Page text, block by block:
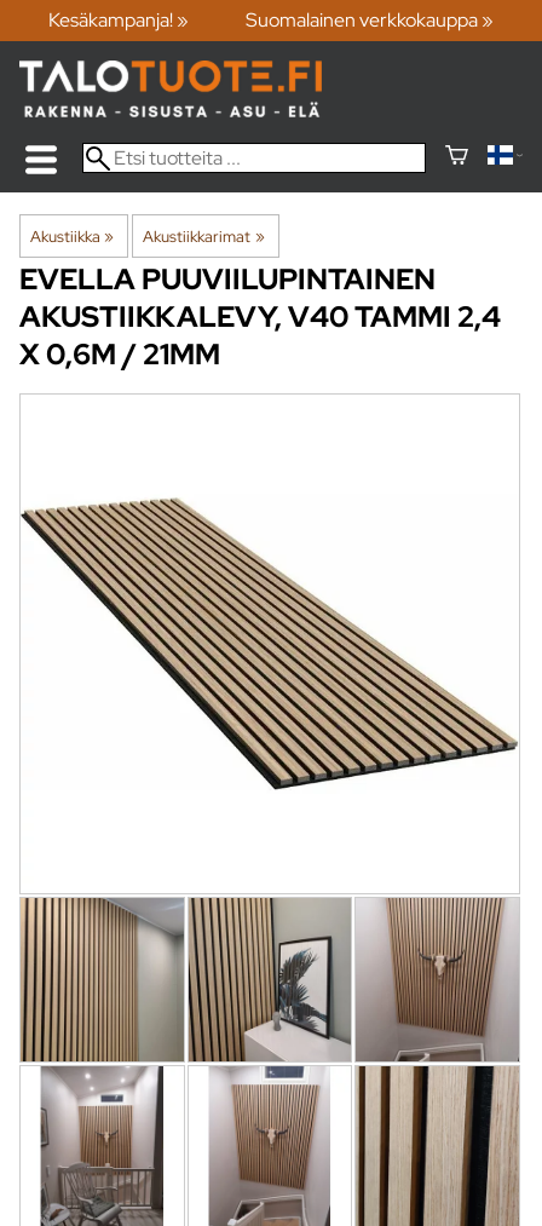
Kesäkampanja! » Suomalainen verkkokauppa »
Akustiikka ‪» Akustiikkarimat ‪»
EVELLAPUUVIILUPINTAINEN
AKUSTIIKKALEVY, V40 TAMMI 2,4
X 0,6M / 21MM